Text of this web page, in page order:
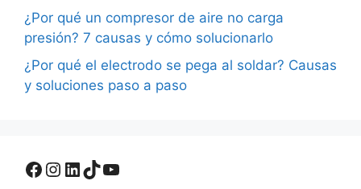
¿Por qué un compresor de aire no carga
presión? 7 causas y cómo solucionarlo
¿Por qué el electrodo se pega al soldar? Causas
y soluciones paso a paso
Facebook
Instagram
LinkedIn
TikTok
YouTube